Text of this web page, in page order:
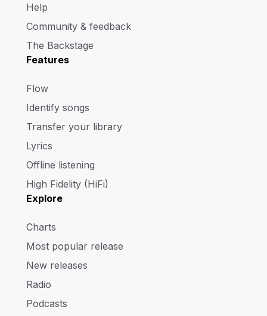
Help
Community & feedback
The Backstage
Features
Flow
Identify songs
Transfer your library
Lyrics
Offline listening
High Fidelity (HiFi)
Explore
Charts
Most popular release
New releases
Radio
Podcasts